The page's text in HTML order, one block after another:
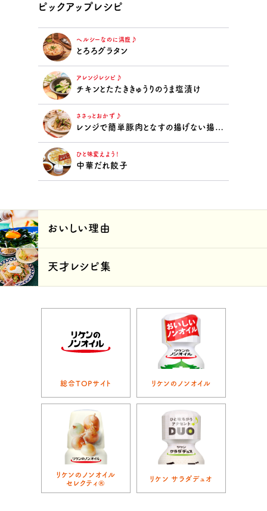
ピックアップレシピ
ヘルシーなのに満腹♪
とろろグラタン
アレンジレシピ♪
チキンとたたききゅうりのうま塩漬け
ささっとおかず♪
レンジで簡単豚肉となすの揚げない揚げ浸し
ひと味変えよう！
中華だれ餃子
おいしい理由
天才レシピ集
総合TOPサイト リケンのノンオイル
リケンのノンオイル
セレクティ®
リケン サラダデュオ